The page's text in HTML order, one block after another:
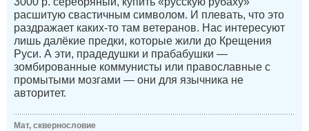
расшитую свастичным символом. И плевать, что это
раздражает каких-то там ветеранов. Нас интересуют
лишь далёкие предки, которые жили до Крещения
Руси. А эти, прадедушки и прабабушки —
зомбированные коммунисты или православные с
промытыми мозгами — они для язычника не
авторитет.
Мат, сквернословие